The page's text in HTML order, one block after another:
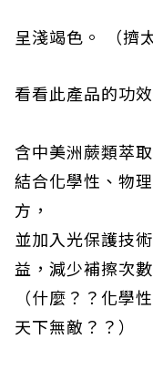
呈淺竭色。 （擠
看看此產品的功效
含中美洲蕨類萃
結合化學性、物
方，
並加入光保護技
益，減少補擦次數
（什麼？？化學
天下無敵？？）